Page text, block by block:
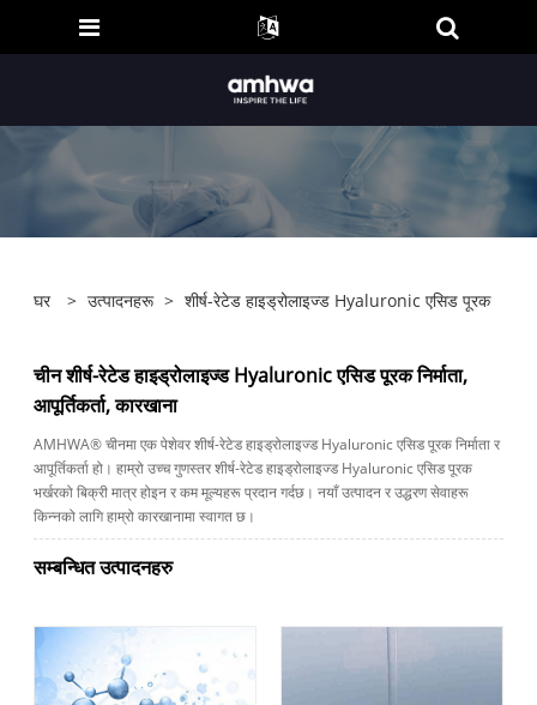
घर > उत्पादनहरू > शीर्ष-रेटेड हाइड्रोलाइज्ड Hyaluronic एसिड पूरक
चीन शीर्ष-रेटेड हाइड्रोलाइज्ड Hyaluronic एसिड पूरक निर्माता,
आपूर्तिकर्ता, कारखाना
AMHWA® चीनमा एक पेशेवर शीर्ष-रेटेड हाइड्रोलाइज्ड Hyaluronic एसिड पूरक निर्माता र
आपूर्तिकर्ता हो। हाम्रो उच्च गुणस्तर शीर्ष-रेटेड हाइड्रोलाइज्ड Hyaluronic एसिड पूरक
भर्खरको बिक्री मात्र होइन र कम मूल्यहरू प्रदान गर्दछ। नयाँ उत्पादन र उद्धरण सेवाहरू
किन्नको लागि हाम्रो कारखानामा स्वागत छ।
सम्बन्धित उत्पादनहरु